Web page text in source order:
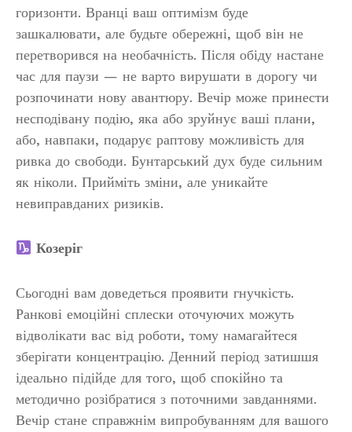
горизонти. Вранці ваш оптимізм буде
зашкалювати, але будьте обережні, щоб він не
перетворився на необачність. Після обіду настане
час для паузи — не варто вирушати в дорогу чи
розпочинати нову авантюру. Вечір може принести
несподівану подію, яка або зруйнує ваші плани,
або, навпаки, подарує раптову можливість для
ривка до свободи. Бунтарський дух буде сильним
як ніколи. Прийміть зміни, але уникайте
невиправданих ризиків.
Козеріг
Сьогодні вам доведеться проявити гнучкість.
Ранкові емоційні сплески оточуючих можуть
відволікати вас від роботи, тому намагайтеся
зберігати концентрацію. Денний період затишшя
ідеально підійде для того, щоб спокійно та
методично розібратися з поточними завданнями.
Вечір стане справжнім випробуванням для вашого